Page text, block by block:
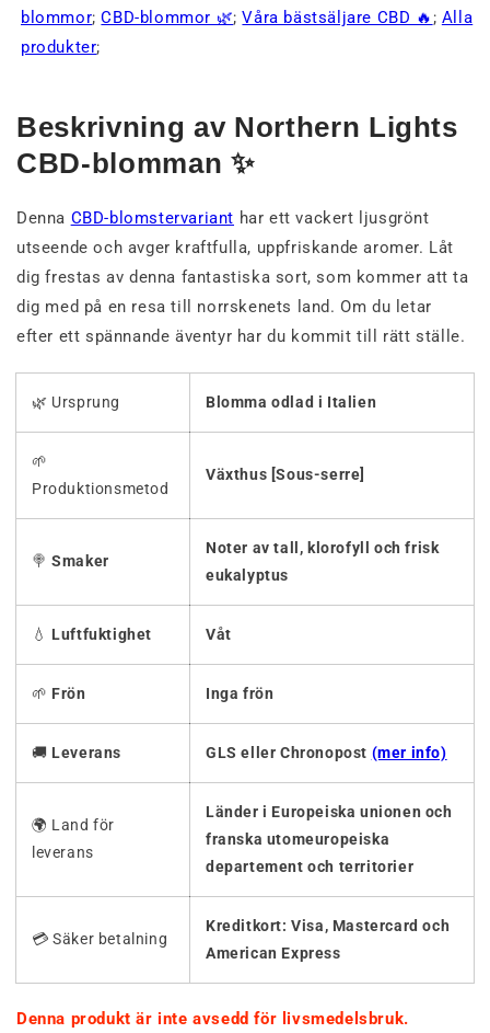
blommor;CBD-blommor 🌿;Våra bästsäljare CBD 🔥 ; Alla
produkter;
Beskrivning av Northern Lights
CBD-blomman ✨
Denna CBD-blomstervariant har ett vackert ljusgrönt
utseende och avger kraftfulla, uppfriskande aromer. Låt
dig frestas av denna fantastiska sort, som kommer att ta
dig med på en resa till norrskenets land. Om du letar
efter ett spännande äventyr har du kommit till rätt ställe.
🌿 Ursprung Blomma odlad i Italien
🌱
Produktionsmetod
Växthus [Sous-serre]
🍭Smaker
Noter av tall, klorofyll och frisk
eukalyptus
💧 Luftfuktighet Våt
🌱 Frön Inga frön
🚚 Leverans GLS eller Chronopost (mer info)
🌍 Land för
leverans
Länder i Europeiska unionen och
franska utomeuropeiska
departement och territorier
💳 Säker betalning
Kreditkort: Visa, Mastercard och
American Express
Denna produkt är inte avsedd för livsmedelsbruk.